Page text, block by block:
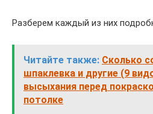
Разберем каждый из них
Читайте также: Сколько
шпаклевка и другие (9
высыхания перед
потолке